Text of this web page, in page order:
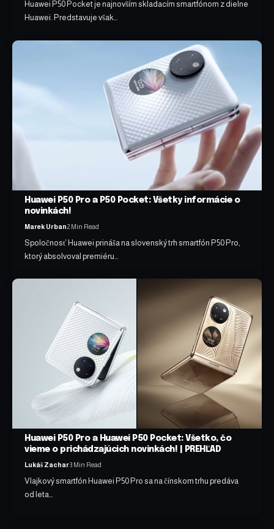
Huawei P50 Pocket je najnovším skladacím smartfónom z dielne
Huawei. Predstavuje však…
Huawei P50 Pro a P50 Pocket: Všetky informácie o
novinkách!
Marek Urban2 Min Read
Spoločnosť Huawei prináša na slovenský trh smartfón P50 Pro,
ktorý absolvoval premiéru…
Huawei P50 Pro a Huawei P50 Pocket: Všetko, čo
vieme o prichádzajúcich novinkách! | PREHĽAD
Lukáš Zachar3 Min Read
Vlajkový smartfón Huawei P50 Pro sa na čínskom trhu predáva
od leta…